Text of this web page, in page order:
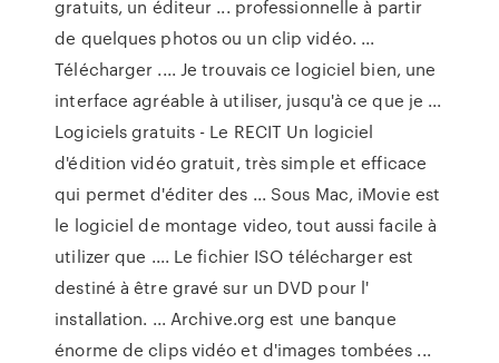
gratuits, un éditeur ... professionnelle à partir
de quelques photos ou un clip vidéo. ...
Télécharger .... Je trouvais ce logiciel bien, une
interface agréable à utiliser, jusqu'à ce que je ...
Logiciels gratuits - Le RECIT Un logiciel
d'édition vidéo gratuit, très simple et efficace
qui permet d'éditer des ... Sous Mac, iMovie est
le logiciel de montage video, tout aussi facile à
utilizer que .... Le fichier ISO télécharger est
destiné à être gravé sur un DVD pour l'
installation. ... Archive.org est une banque
énorme de clips vidéo et d'images tombées ...